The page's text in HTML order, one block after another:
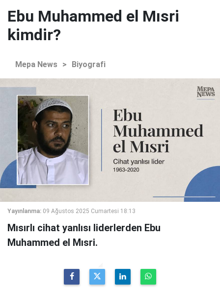
Ebu Muhammed el Mısri
kimdir?
Mepa News > Biyografi
Yayınlanma: 09 Ağustos 2025 Cumartesi 18:13
Mısırlı cihat yanlısı liderlerden Ebu
Muhammed el Mısri.